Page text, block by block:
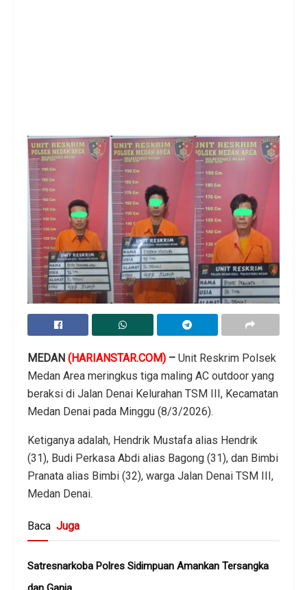
MEDAN (HARIANSTAR.COM) – Unit Reskrim Polsek
Medan Area meringkus tiga maling AC outdoor yang
beraksi di Jalan Denai Kelurahan TSM III, Kecamatan
Medan Denai pada Minggu (8/3/2026).
Ketiganya adalah, Hendrik Mustafa alias Hendrik
(31), Budi Perkasa Abdi alias Bagong (31), dan Bimbi
Pranata alias Bimbi (32), warga Jalan Denai TSM III,
Medan Denai.
Baca Juga
Satresnarkoba Polres Sidimpuan Amankan Tersangka